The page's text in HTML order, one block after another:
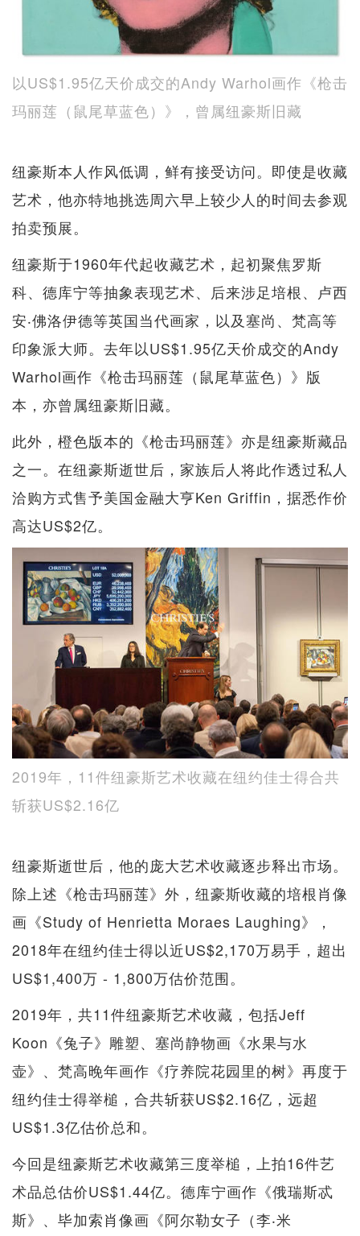
以US$1.95亿天价成交的Andy Warhol画作《枪击
玛丽莲（鼠尾草蓝色）》，曾属纽豪斯旧藏
纽豪斯本人作风低调，鲜有接受访问。即使是收藏
艺术，他亦特地挑选周六早上较少人的时间去参观
拍卖预展。
纽豪斯于1960年代起收藏艺术，起初聚焦罗斯
科、德库宁等抽象表现艺术、后来涉足培根、卢西
安‧佛洛伊德等英国当代画家，以及塞尚、梵高等
印象派大师。去年以US$1.95亿天价成交的Andy
Warhol画作《枪击玛丽莲（鼠尾草蓝色）》版
本，亦曾属纽豪斯旧藏。
此外，橙色版本的《枪击玛丽莲》亦是纽豪斯藏品
之一。在纽豪斯逝世后，家族后人将此作透过私人
洽购方式售予美国金融大亨Ken Griffin，据悉作价
高达US$2亿。
2019年，11件纽豪斯艺术收藏在纽约佳士得合共
斩获US$2.16亿
纽豪斯逝世后，他的庞大艺术收藏逐步释出市场。
除上述《枪击玛丽莲》外，纽豪斯收藏的培根肖像
画《Study of Henrietta Moraes Laughing》，
2018年在纽约佳士得以近US$2,170万易手，超出
US$1,400万 - 1,800万估价范围。
2019年，共11件纽豪斯艺术收藏，包括Jeff
Koon《兔子》雕塑、塞尚静物画《水果与水
壶》、梵高晚年画作《疗养院花园里的树》再度于
纽约佳士得举槌，合共斩获US$2.16亿，远超
US$1.3亿估价总和。
今回是纽豪斯艺术收藏第三度举槌，上拍16件艺
术品总估价US$1.44亿。德库宁画作《俄瑞斯忒
斯》、毕加索肖像画《阿尔勒女子（李‧米